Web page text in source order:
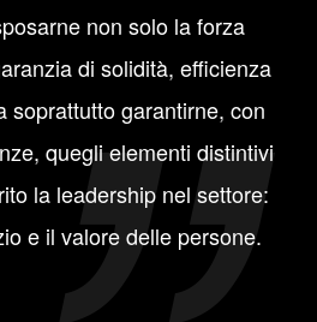
non solo la forza
di solidità, efficienza
soprattutto garantirne, con
quegli elementi distintivi
la leadership nel settore:
e il valore delle persone.